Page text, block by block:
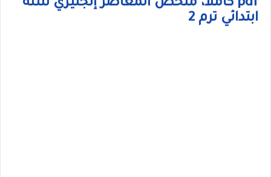
pdf كاملا، ملخص المعاصر إنجليزي ستة
ابتدائي ترم 2